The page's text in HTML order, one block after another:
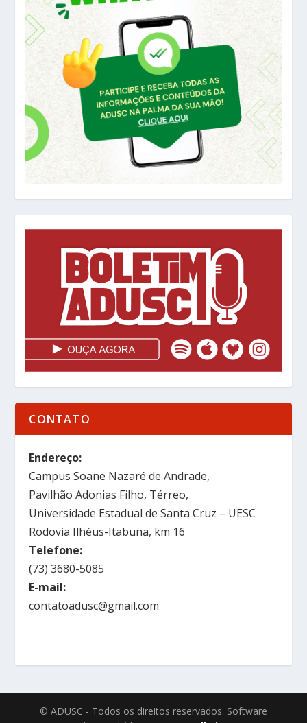
CONTATO
Endereço:
Campus Soane Nazaré de Andrade,
Pavilhão Adonias Filho, Térreo,
Universidade Estadual de Santa Cruz – UESC
Rodovia Ilhéus-Itabuna, km 16
Telefone:
(73) 3680-5085
E-mail:
contatoadusc@gmail.com
© ADUSC - Todos os direitos reservados. Software